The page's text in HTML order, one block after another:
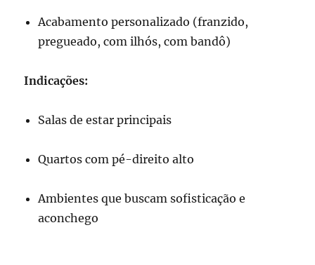
Acabamento personalizado (franzido,
pregueado, com ilhós, com bandô)
Indicações:
Salas de estar principais
Quartos com pé-direito alto
Ambientes que buscam sofisticação e
aconchego